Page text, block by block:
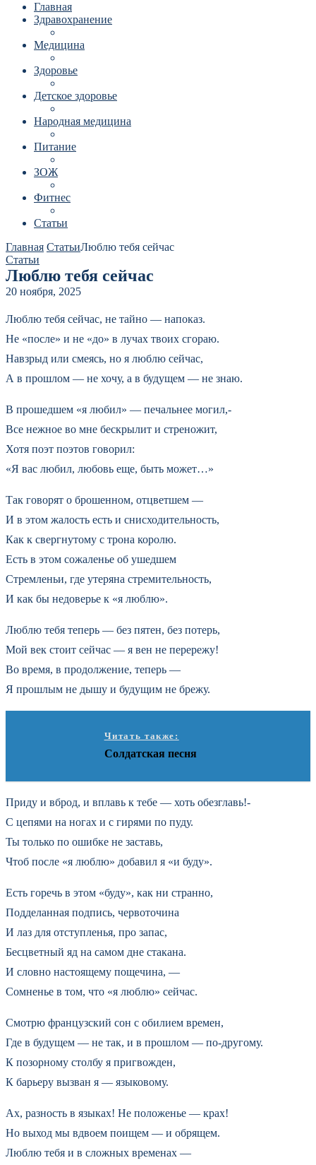
Главная
Здравохранение
Медицина
Здоровье
Детское здоровье
Народная медицина
Питание
ЗОЖ
Фитнес
Статьи
Главная СтатьиЛюблю тебя сейчас
Статьи
Люблю тебя сейчас
20 ноября, 2025
Люблю тебя сейчас, не тайно — напоказ.
Не «после» и не «до» в лучах твоих сгораю.
Навзрыд или смеясь, но я люблю сейчас,
А в прошлом — не хочу, а в будущем — не знаю.
В прошедшем «я любил» — печальнее могил,-
Все нежное во мне бескрылит и стреножит,
Хотя поэт поэтов говорил:
«Я вас любил, любовь еще, быть может…»
Так говорят о брошенном, отцветшем —
И в этом жалость есть и снисходительность,
Как к свергнутому с трона королю.
Есть в этом сожаленье об ушедшем
Стремленьи, где утеряна стремительность,
И как бы недоверье к «я люблю».
Люблю тебя теперь — без пятен, без потерь,
Мой век стоит сейчас — я вен не перережу!
Во время, в продолжение, теперь —
Я прошлым не дышу и будущим не брежу.
Читать также:
Солдатская песня
Приду и вброд, и вплавь к тебе — хоть обезглавь!-
С цепями на ногах и с гирями по пуду.
Ты только по ошибке не заставь,
Чтоб после «я люблю» добавил я «и буду».
Есть горечь в этом «буду», как ни странно,
Подделанная подпись, червоточина
И лаз для отступленья, про запас,
Бесцветный яд на самом дне стакана.
И словно настоящему пощечина, —
Сомненье в том, что «я люблю» сейчас.
Смотрю французский сон с обилием времен,
Где в будущем — не так, и в прошлом — по-другому.
К позорному столбу я пригвожден,
К барьеру вызван я — языковому.
Ах, разность в языках! Не положенье — крах!
Но выход мы вдвоем поищем — и обрящем.
Люблю тебя и в сложных временах —